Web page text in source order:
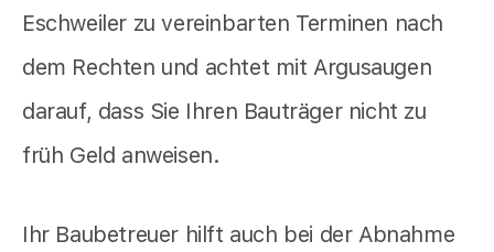
Eschweiler zu vereinbarten Terminen nach
dem Rechten und achtet mit Argusaugen
darauf, dass Sie Ihren Bauträger nicht zu
früh Geld anweisen.
Ihr Baubetreuer hilft auch bei der Abnahme